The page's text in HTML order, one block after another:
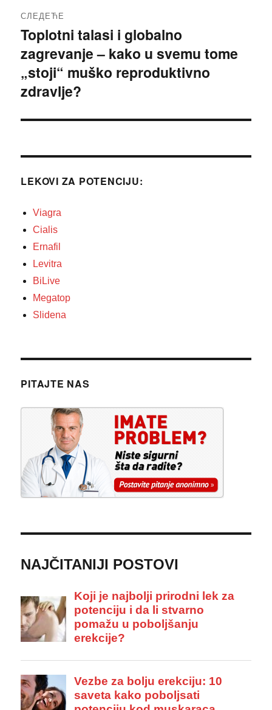
СЛЕДЕЋЕ
Следећи
чланак:
Toplotni talasi i globalno
zagrevanje – kako u svemu tome
„stoji“ muško reproduktivno
zdravlje?
LEKOVI ZA POTENCIJU:
Viagra
Cialis
Ernafil
Levitra
BiLive
Megatop
Slidena
PITAJTE NAS
NAJČITANIJI POSTOVI